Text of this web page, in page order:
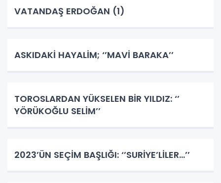
VATANDAŞ ERDOĞAN (1)
ASKIDAKİ HAYALİM; ‘’MAVİ BARAKA’’
TOROSLARDAN YÜKSELEN BİR YILDIZ: ‘’
YÖRÜKOĞLU SELİM’’
2023’ÜN SEÇİM BAŞLIĞI: ‘’SURİYE’LİLER…’’